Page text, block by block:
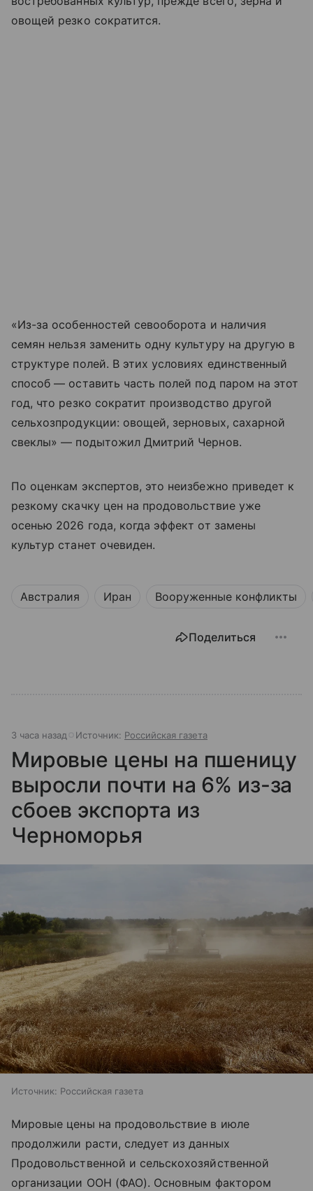
овощей резко сократится.
«Из-за особенностей севооборота и наличия
семян нельзя заменить одну культуру на другую в
структуре полей. В этих условиях единственный
способ — оставить часть полей под паром на этот
год, что резко сократит производство другой
сельхозпродукции: овощей, зерновых, сахарной
свеклы» — подытожил Дмитрий Чернов.
По оценкам экспертов, это неизбежно приведет к
резкому скачку цен на продовольствие уже
осенью 2026 года, когда эффект от замены
культур станет очевиден.
Австралия Иран Вооруженные конфликты
Поделиться
3 часа назад Источник: Российская газета
Мировые цены на пшеницу
выросли почти на 6% из-за
сбоев экспорта из
Черноморья
Источник: Российская газета
Мировые цены на продовольствие в июле
продолжили расти, следует из данных
Продовольственной и сельскохозяйственной
организации ООН (ФАО). Основным фактором